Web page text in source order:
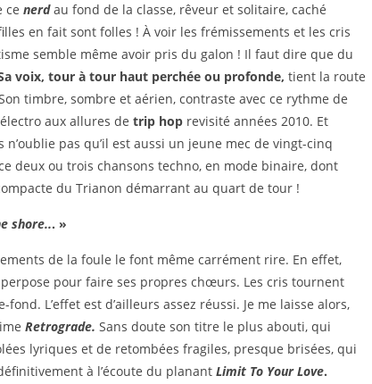
ce nerd au fond de la classe, rêveur et solitaire, caché
en fait sont folles ! À voir les frémissements et les cris
semble même avoir pris du galon ! Il faut dire que du
voix, tour à tour haut perchée ou profonde, tient la route
timbre, sombre et aérien, contraste avec ce rythme de
électro aux allures de trip hop revisité années 2010. Et
n’oublie pas qu’il est aussi un jeune mec de vingt-cinq
deux ou trois chansons techno, en mode binaire, dont
du Trianon démarrant au quart de tour !
shore... »
de la foule le font même carrément rire. En effet,
pour faire ses propres chœurs. Les cris tournent
L’effet est d’ailleurs assez réussi. Je me laisse alors,
Retrograde. Sans doute son titre le plus abouti, qui
lyriques et de retombées fragiles, presque brisées, qui
à l’écoute du planant Limit To Your Love.